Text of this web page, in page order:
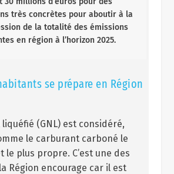
très concrètes pour aboutir à la
de la totalité des émissions
en région à l’horizon 2025.
se prépare en Région
(GNL) est considéré,
le carburant carboné le
le plus propre. C’est une des
Région encourage car il est